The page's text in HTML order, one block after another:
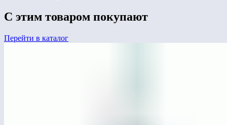
С этим товаром покупают
Перейти в каталог